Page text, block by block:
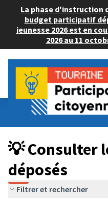
La phase d'instruction
budget participatif
jeunesse 2026 est en
2026 au 11
Budget Participatif
💡 Consulter les projets
💡 Consulter
déposés
Filtrer et rechercher